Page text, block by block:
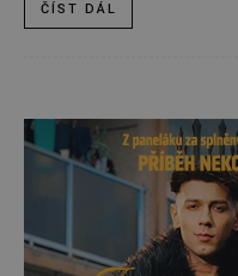
ČÍST DÁL